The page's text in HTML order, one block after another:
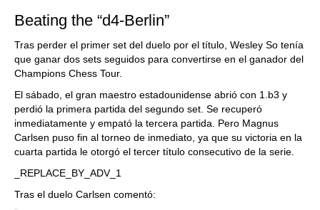
Beating the “d4-Berlin”
Tras perder el primer set del duelo por el título, Wesley So tenía
que ganar dos sets seguidos para convertirse en el ganador del
Champions Chess Tour.
El sábado, el gran maestro estadounidense abrió con 1.b3 y
perdió la primera partida del segundo set. Se recuperó
inmediatamente y empató la tercera partida. Pero Magnus
Carlsen puso fin al torneo de inmediato, ya que su victoria en la
cuarta partida le otorgó el tercer título consecutivo de la serie.
_REPLACE_BY_ADV_1
Tras el duelo Carlsen comentó: